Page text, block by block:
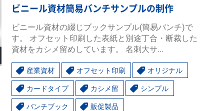
ビニール資材簡易バンチサンプルの制作
ビニール資材の綴じブックサンプル(簡易バンチ)で
す。 オフセット印刷した表紙と別途丁合・断裁した
資材をカシメ留めしています。 名刺大サ...
産業資材 オフセット印刷 オリジナル
カードタイプ カシメ留 シンプル
バンチブック 販促製品